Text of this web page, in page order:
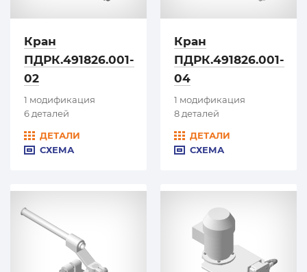
Кран
ПДРК.491826.001-
02
1 модификация
6 деталей
ДЕТАЛИ
СХЕМА
Кран
ПДРК.491826.001-
04
1 модификация
8 деталей
ДЕТАЛИ
СХЕМА